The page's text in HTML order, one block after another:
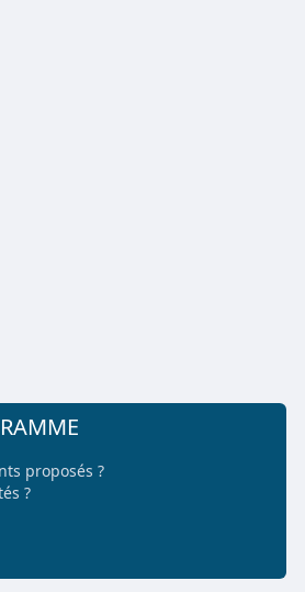
proposés ?
?